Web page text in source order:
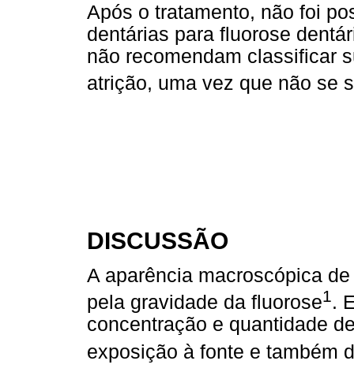
Após o tratamento, não foi
dentárias para fluorose
não recomendam classificar
atrição, uma vez que não se
DISCUSSÃO
A aparência macroscópica
pela gravidade da fluorose1.
concentração e quantidade
exposição à fonte e também